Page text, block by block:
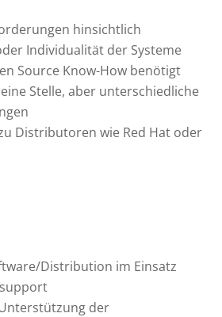
hinsichtlich
Individualität der Systeme
Source Know-How benötigt
Stelle, aber unterschiedliche
Distributoren wie Red Hat oder
Distribution im Einsatz
der